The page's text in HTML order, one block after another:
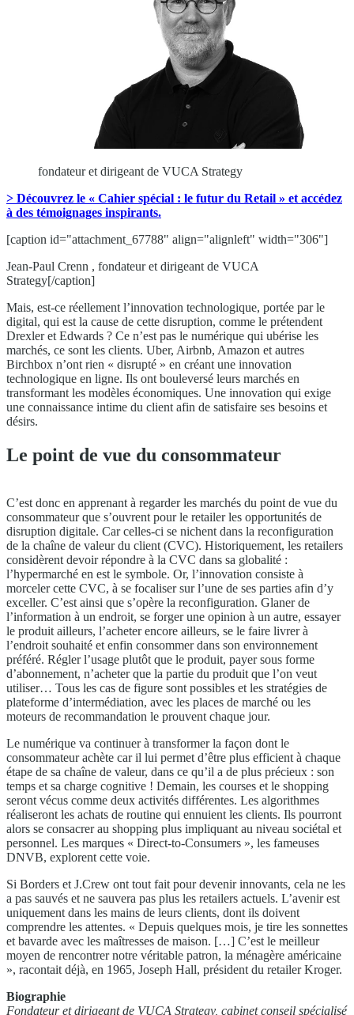
fondateur et dirigeant de VUCA Strategy
> Découvrez le « Cahier spécial : le futur du Retail » et accédez
à des témoignages inspirants.
[caption id="attachment_67788" align="alignleft" width="306"]
Jean-Paul Crenn , fondateur et dirigeant de VUCA
Strategy[/caption]
Mais, est-ce réellement l’innovation technologique, portée par le
digital, qui est la cause de cette disruption, comme le prétendent
Drexler et Edwards ? Ce n’est pas le numérique qui ubérise les
marchés, ce sont les clients. Uber, Airbnb, Amazon et autres
Birchbox n’ont rien « disrupté » en créant une innovation
technologique en ligne. Ils ont bouleversé leurs marchés en
transformant les modèles économiques. Une innovation qui exige
une connaissance intime du client afin de satisfaire ses besoins et
désirs.
Le point de vue du consommateur
C’est donc en apprenant à regarder les marchés du point de vue du
consommateur que s’ouvrent pour le retailer les opportunités de
disruption digitale. Car celles-ci se nichent dans la reconfiguration
de la chaîne de valeur du client (CVC). Historiquement, les retailers
considèrent devoir répondre à la CVC dans sa globalité :
l’hypermarché en est le symbole. Or, l’innovation consiste à
morceler cette CVC, à se focaliser sur l’une de ses parties afin d’y
exceller. C’est ainsi que s’opère la reconfiguration. Glaner de
l’information à un endroit, se forger une opinion à un autre, essayer
le produit ailleurs, l’acheter encore ailleurs, se le faire livrer à
l’endroit souhaité et enfin consommer dans son environnement
préféré. Régler l’usage plutôt que le produit, payer sous forme
d’abonnement, n’acheter que la partie du produit que l’on veut
utiliser… Tous les cas de figure sont possibles et les stratégies de
plateforme d’intermédiation, avec les places de marché ou les
moteurs de recommandation le prouvent chaque jour.
Le numérique va continuer à transformer la façon dont le
consommateur achète car il lui permet d’être plus efficient à chaque
étape de sa chaîne de valeur, dans ce qu’il a de plus précieux : son
temps et sa charge cognitive ! Demain, les courses et le shopping
seront vécus comme deux activités différentes. Les algorithmes
réaliseront les achats de routine qui ennuient les clients. Ils pourront
alors se consacrer au shopping plus impliquant au niveau sociétal et
personnel. Les marques « Direct-to-Consumers », les fameuses
DNVB, explorent cette voie.
Si Borders et J.Crew ont tout fait pour devenir innovants, cela ne les
a pas sauvés et ne sauvera pas plus les retailers actuels. L’avenir est
uniquement dans les mains de leurs clients, dont ils doivent
comprendre les attentes. « Depuis quelques mois, je tire les sonnettes
et bavarde avec les maîtresses de maison. […] C’est le meilleur
moyen de rencontrer notre véritable patron, la ménagère américaine
», racontait déjà, en 1965, Joseph Hall, président du retailer Kroger.
Biographie
Fondateur et dirigeant de VUCA Strategy, cabinet conseil spécialisé